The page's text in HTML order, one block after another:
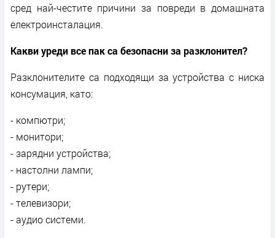
сред най-честите причини за повреди в домашната
електроинсталация.
Какви уреди все пак са безопасни за разклонител?
Разклонителите са подходящи за устройства с ниска
консумация, като:
- компютри;
- монитори;
- зарядни устройства;
- настолни лампи;
- рутери;
- телевизори;
- аудио системи.